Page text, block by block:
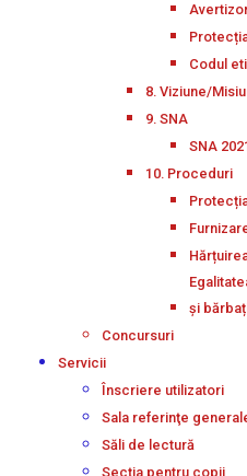
Codul
8. Viziune/
9. SNA
SNA
10. Proceduri
și
Concursuri
Servicii
Înscriere utilizatori
Sala referinţe
Săli de lectură
Secţia pentru copii